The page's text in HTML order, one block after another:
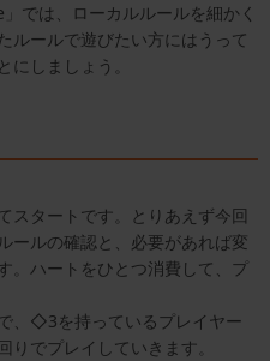
では、ローカルルールを細かく
ルールで遊びたい方にはうって
しましょう。
スタートです。とりあえず今回
ールの確認と、必要があれば変
。ハートをひとつ消費して、プ
、◇3を持っているプレイヤー
でプレイしていきます。